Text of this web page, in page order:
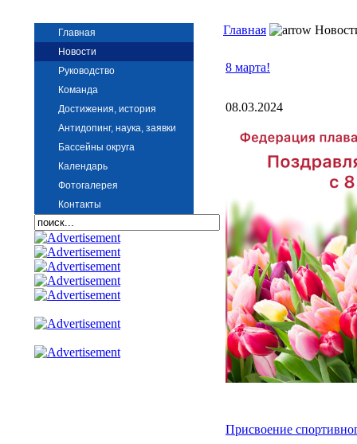
Главная
Новости
Руководство
Команда
Достижения, история
Антидопинг, наука, заявки
Бассейны округа
Календарь
Фотогалерея
Контакты
Главная
8 марта!
08.03.2024
Присвоение